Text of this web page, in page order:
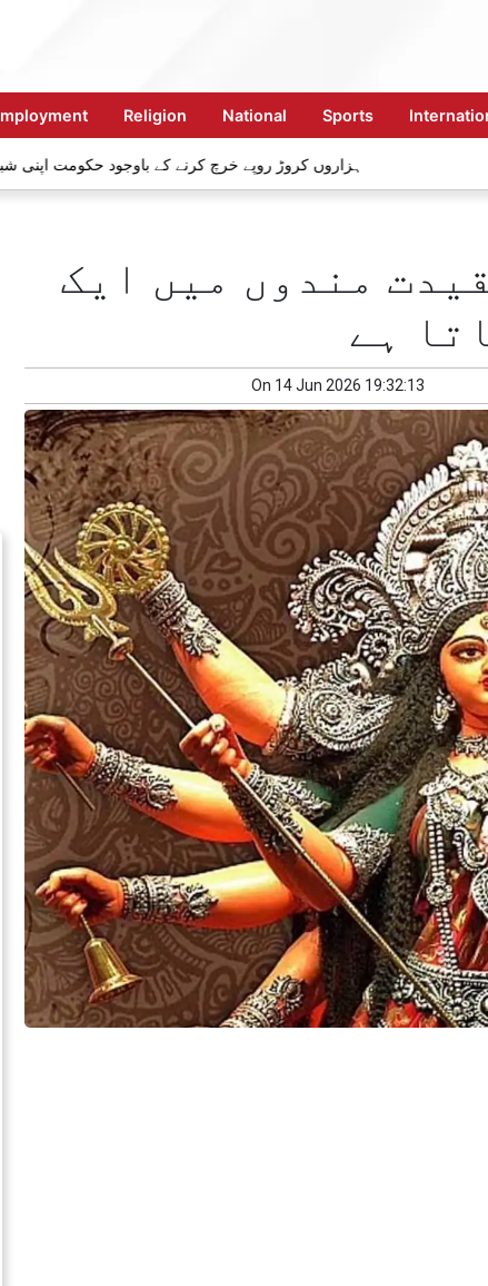
Sports
National
Religion
ہزاروں کروڑ روپے خرچ کرنے کے باوجود
مندوں میں ایک
ہے
On 14 Jun 2026 19:32:13